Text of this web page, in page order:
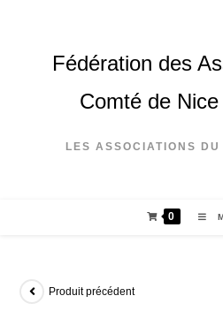
Fédération des
Comté de
LES ASSOCIATIONS
0
Produit précédent